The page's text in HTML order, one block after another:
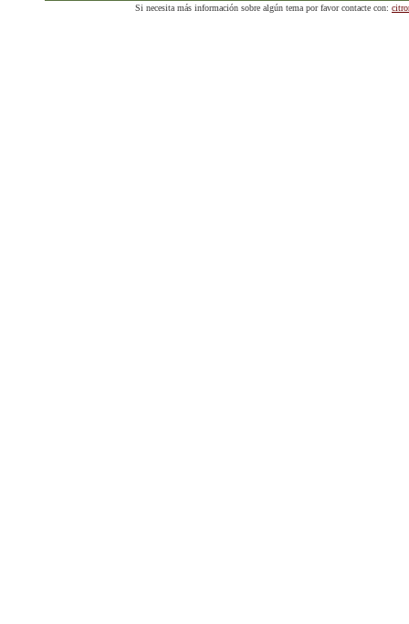
Si necesita más información sobre algún tema por favor contacte con: